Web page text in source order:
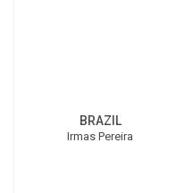
BRAZIL
Irmas Pereira